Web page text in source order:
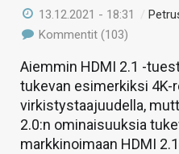
13.12.2021 - 18:31 /
Kommentit (103)
Aiemmin HDMI 2.1 -
tukevan esimerkiksi 4K-
virkistystaajuudella,
2.0:n ominaisuuksia
markkinoimaan HDMI